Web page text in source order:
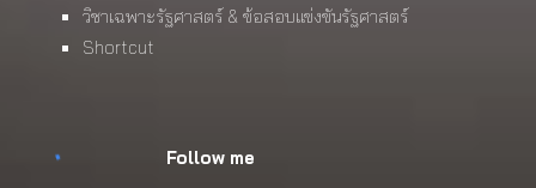
วิชาเฉพาะรัฐศาสตร์ & ข้อสอบแข่งขันรัฐศาสตร์
Shortcut
Follow me